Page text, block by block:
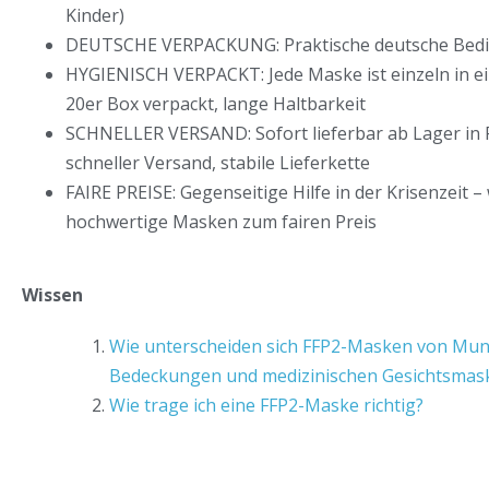
Kinder)
DEUTSCHE VERPACKUNG: Praktische deutsche
HYGIENISCH VERPACKT: Jede Maske ist einzeln in
20er Box verpackt, lange Haltbarkeit
SCHNELLER VERSAND: Sofort lieferbar ab Lager
schneller Versand, stabile Lieferkette
FAIRE PREISE: Gegenseitige Hilfe in der Krisenzeit
hochwertige Masken zum fairen Preis
Wissen
Wie unterscheiden sich FFP2-Masken von
Bedeckungen und medizinischen
Wie trage ich eine FFP2-Maske richtig?